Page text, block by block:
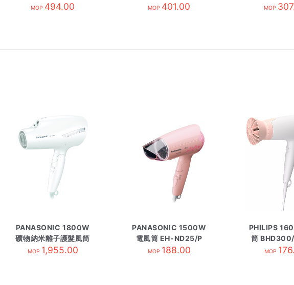
MOP 494.00 MOP 401.00 MOP
PANASONIC 1800W
礦物納米離子護髮風筒
EHNA98C/W白
MOP 1,955.00
PANASONIC 1500W
電風筒 EH-ND25/P
MOP 188.00
PHILIPS
筒
MOP